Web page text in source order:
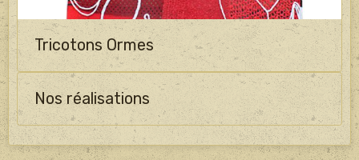
Tricotons Ormes
Nos réalisations